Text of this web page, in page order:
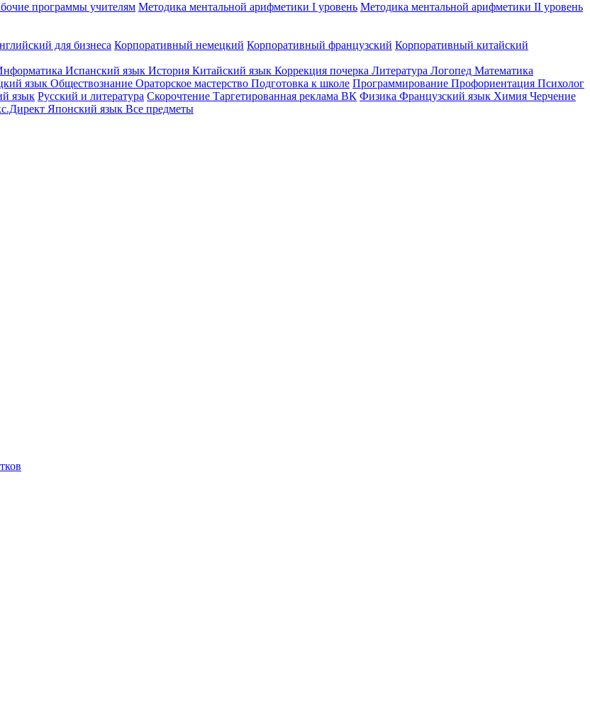
программы учителям Методика ментальной арифметики I уровень Методика ментальной арифметики II уровень
для бизнеса Корпоративный немецкий Корпоративный французский Корпоративный китайский
Испанский язык История Китайский язык Коррекция почерка Литература Логопед Математика
язык Обществознание Ораторское мастерство Подготовка к школе Программирование Профориентация Психолог
язык Русский и литература Скорочтение Таргетированная реклама ВК Физика Французский язык Химия Черчение
Японский язык Все предметы